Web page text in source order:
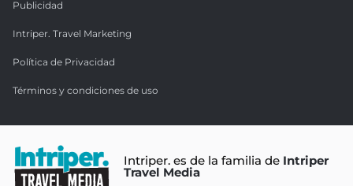
Publicidad
Intriper. Travel Marketing
Política de Privacidad
Términos y condiciones de uso
Intriper. es de la familia de Intriper
Travel Media